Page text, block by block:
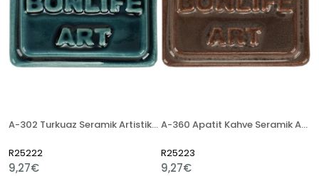
A-302 Turkuaz Seramik Artistik Sır
R25222
9,27€
A-360 Apatit Kahve Seramik Artistik Sır
R25223
9,27€